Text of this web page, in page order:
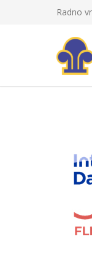
Radno